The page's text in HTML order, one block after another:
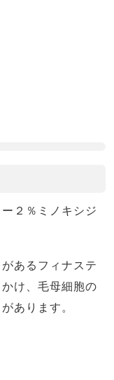
２％ミノキシジ
あるフィナステ
け、毛母細胞の
あります。